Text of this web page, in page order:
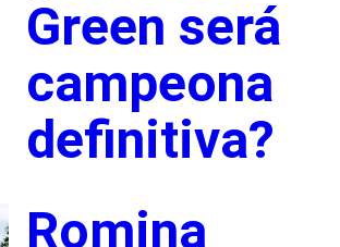
Green será
campeona
definitiva?
Romina